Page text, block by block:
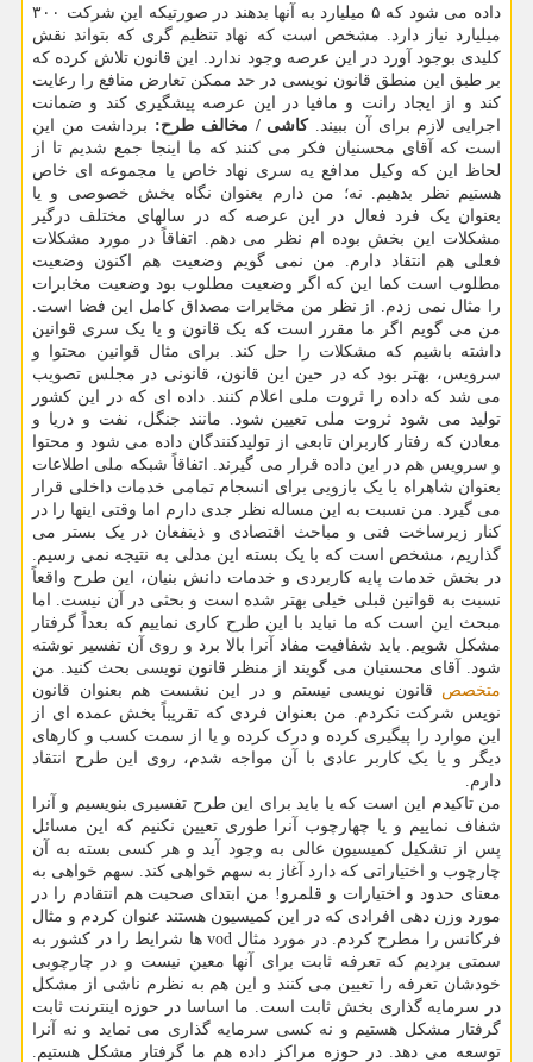
داده می شود که ۵ میلیارد به آنها بدهند در صورتیکه این شرکت ۳۰۰
میلیارد نیاز دارد. مشخص است که نهاد تنظیم گری که بتواند نقش
کلیدی بوجود آورد در این عرصه وجود ندارد. این قانون تلاش کرده که
بر طبق این منطق قانون نویسی در حد ممکن تعارض منافع را رعایت
کند و از ایجاد رانت و مافیا در این عرصه پیشگیری کند و ضمانت
اجرایی لازم برای آن ببیند.کاشی / مخالف طرح: برداشت من این
است که آقای محسنیان فکر می کنند که ما اینجا جمع شدیم تا از
لحاظ این که وکیل مدافع یه سری نهاد خاص یا مجموعه ای خاص
هستیم نظر بدهیم. نه؛ من دارم بعنوان نگاه بخش خصوصی و یا
بعنوان یک فرد فعال در این عرصه که در سالهای مختلف درگیر
مشکلات این بخش بوده ام نظر می دهم. اتفاقاً در مورد مشکلات
فعلی هم انتقاد دارم. من نمی گویم وضعیت هم اکنون وضعیت
مطلوب است کما این که اگر وضعیت مطلوب بود وضعیت مخابرات
را مثال نمی زدم. از نظر من مخابرات مصداق کامل این فضا است.
من می گویم اگر ما مقرر است که یک قانون و یا یک سری قوانین
داشته باشیم که مشکلات را حل کند. برای مثال قوانین محتوا و
سرویس، بهتر بود که در حین این قانون، قانونی در مجلس تصویب
می شد که داده را ثروت ملی اعلام کنند. داده ای که در این کشور
تولید می شود ثروت ملی تعیین شود. مانند جنگل، نفت و دریا و
معادن که رفتار کاربران تابعی از تولیدکنندگان داده می شود و محتوا
و سرویس هم در این داده قرار می گیرند. اتفاقاً شبکه ملی اطلاعات
بعنوان شاهراه یا یک بازویی برای انسجام تمامی خدمات داخلی قرار
می گیرد. من نسبت به این مساله نظر جدی دارم اما وقتی اینها را در
کنار زیرساخت فنی و مباحث اقتصادی و ذینفعان در یک بستر می
گذاریم، مشخص است که با یک بسته این مدلی به نتیجه نمی رسیم.
در بخش خدمات پایه کاربردی و خدمات دانش بنیان، این طرح واقعاً
نسبت به قوانین قبلی خیلی بهتر شده است و بحثی در آن نیست. اما
مبحث این است که ما نباید با این طرح کاری نماییم که بعداً گرفتار
مشکل شویم. باید شفافیت مفاد آنرا بالا برد و روی آن تفسیر نوشته
شود. آقای محسنیان می گویند از منظر قانون نویسی بحث کنید. من
متخصص قانون نویسی نیستم و در این نشست هم بعنوان قانون
نویس شرکت نکردم. من بعنوان فردی که تقریباً بخش عمده ای از
این موارد را پیگیری کرده و درک کرده و یا از سمت کسب و کارهای
دیگر و یا یک کاربر عادی با آن مواجه شدم، روی این طرح انتقاد
دارم.
من تاکیدم این است که یا باید برای این طرح تفسیری بنویسیم و آنرا
شفاف نماییم و یا چهارچوب آنرا طوری تعیین نکنیم که این مسائل
پس از تشکیل کمیسیون عالی به وجود آید و هر کسی بسته به آن
چارچوب و اختیاراتی که دارد آغاز به سهم خواهی کند. سهم خواهی به
معنای حدود و اختیارات و قلمرو! من ابتدای صحبت هم انتقادم را در
مورد وزن دهی افرادی که در این کمیسیون هستند عنوان کردم و مثال
فرکانس را مطرح کردم. در مورد مثال vod ها شرایط را در کشور به
سمتی بردیم که تعرفه ثابت برای آنها معین نیست و در چارچوبی
خودشان تعرفه را تعیین می کنند و این هم به نظرم ناشی از مشکل
در سرمایه گذاری بخش ثابت است. ما اساسا در حوزه اینترنت ثابت
گرفتار مشکل هستیم و نه کسی سرمایه گذاری می نماید و نه آنرا
توسعه می دهد. در حوزه مراکز داده هم ما گرفتار مشکل هستیم.